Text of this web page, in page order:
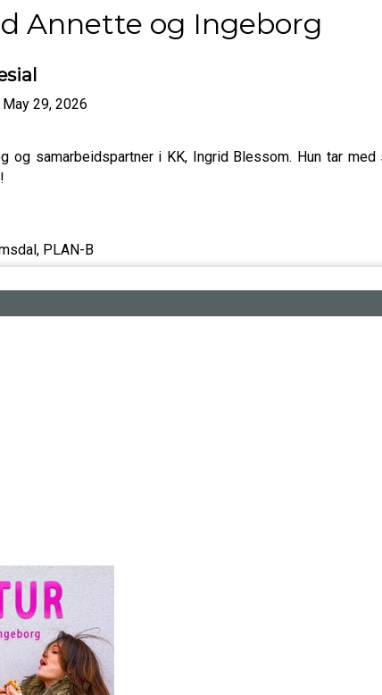
Annette og Ingeborg
May 29, 2026
og samarbeidspartner i KK, Ingrid Blessom. Hun tar
PLAN-B